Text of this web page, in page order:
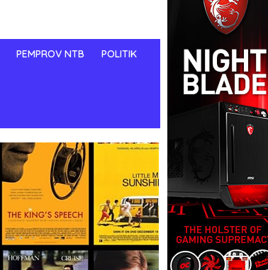
PEMPROV NTB POLITIK